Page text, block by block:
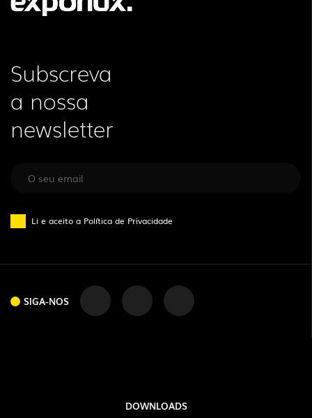
Subscreva
a nossa
newsletter
Li e aceito a Política de Privacidade
SIGA-NOS
DOWNLOADS